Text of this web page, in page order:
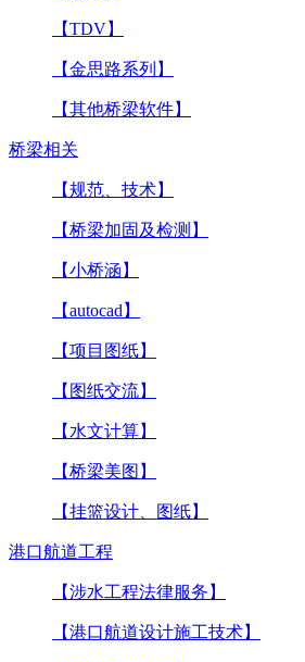
【TDV】
【金思路系列】
【其他桥梁软件】
桥梁相关
【规范、技术】
【桥梁加固及检测】
【小桥涵】
【autocad】
【项目图纸】
【图纸交流】
【水文计算】
【桥梁美图】
【挂篮设计、图纸】
港口航道工程
【涉水工程法律服务】
【港口航道设计施工技术】